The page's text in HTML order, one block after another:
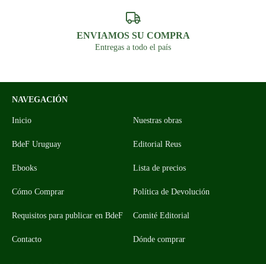
ENVIAMOS SU COMPRA
Entregas a todo el país
NAVEGACIÓN
Inicio Nuestras obras
BdeF Uruguay Editorial Reus
Ebooks Lista de precios
Cómo Comprar Política de Devolución
Requisitos para publicar en BdeF Comité Editorial
Contacto Dónde comprar